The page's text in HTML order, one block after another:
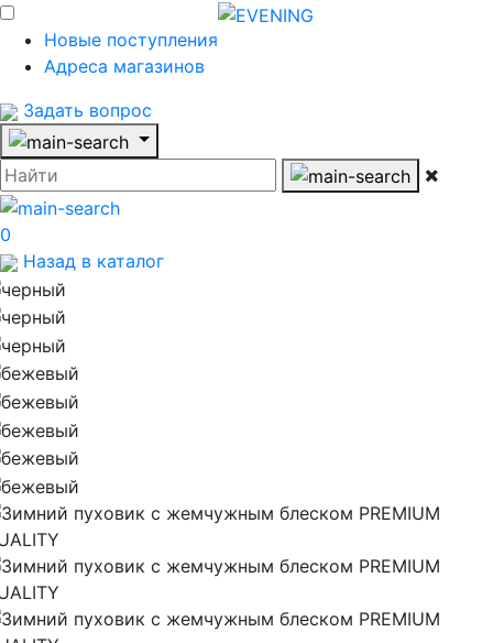
Новые поступления
Адреса магазинов
Задать вопрос
0
Назад в каталог